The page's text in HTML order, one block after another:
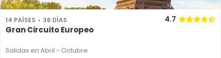
14 PAÍSES 36 DÍAS 4.7
Gran Circuito Europeo
Salidas en Abril - Octubre